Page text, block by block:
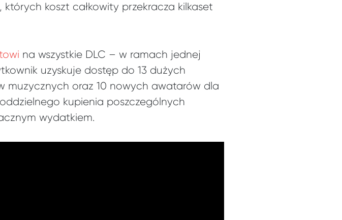
których koszt całkowity przekracza kilkaset
na wszystkie DLC – w ramach jednej
uzyskuje dostęp do 13 dużych
muzycznych oraz 10 nowych awatarów dla
kupienia poszczególnych
wydatkiem.